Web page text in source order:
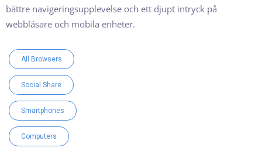
bättre navigeringsupplevelse och ett djupt intryck på
webbläsare och mobila enheter.
All Browsers
Social Share
Smartphones
Computers